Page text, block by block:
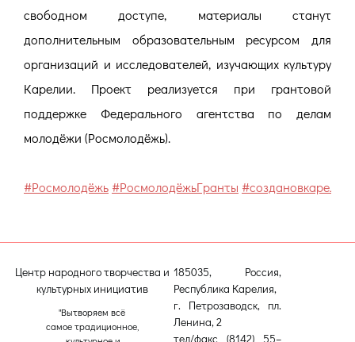
свободном доступе, материалы станут
дополнительным образовательным ресурсом для
организаций и исследователей, изучающих культуру
Карелии. Проект реализуется при грантовой
поддержке Федерального агентства по делам
молодёжи (Росмолодёжь).
#Росмолодёжь #РосмолодёжьГранты #создановкарелии
Центр народного творчества и
культурных инициатив
"Вытворяем всё
самое традиционное,
185035, Россия,
Республика Карелия,
г. Петрозаводск, пл.
Ленина, 2
тел/факс (8142) 55–